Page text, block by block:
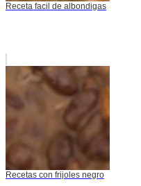
Receta facil de albondigas
Recetas con frijoles negro